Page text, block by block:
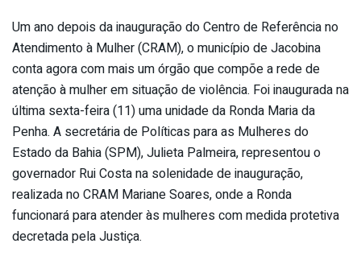
Um ano depois da inauguração do Centro de Referência no
Atendimento à Mulher (CRAM), o município de Jacobina
conta agora com mais um órgão que compõe a rede de
atenção à mulher em situação de violência. Foi inaugurada na
última sexta-feira (11) uma unidade da Ronda Maria da
Penha. A secretária de Políticas para as Mulheres do
Estado da Bahia (SPM), Julieta Palmeira, representou o
governador Rui Costa na solenidade de inauguração,
realizada no CRAM Mariane Soares, onde a Ronda
funcionará para atender às mulheres com medida protetiva
decretada pela Justiça.